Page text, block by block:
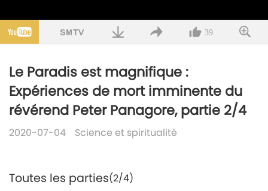
39
Le Paradis est magnifique :
Expériences de mort imminente du
révérend Peter Panagore, partie 2/4
2020-07-04 Science et spiritualité
Toutes les parties(2/4)